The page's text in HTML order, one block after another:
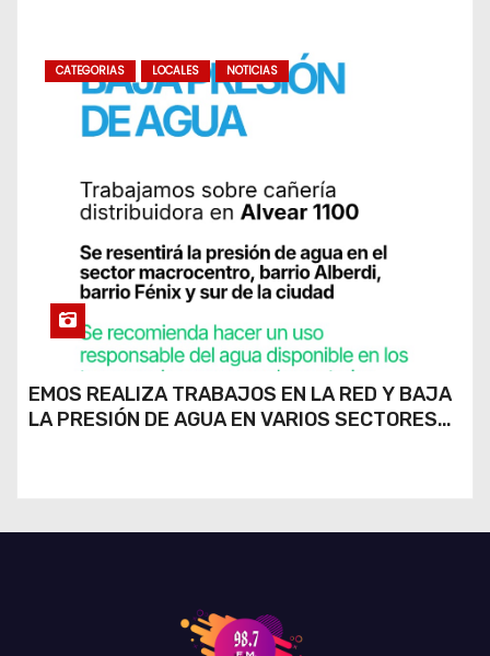
CATEGORIAS LOCALES NOTICIAS
EMOS REALIZA TRABAJOS EN LA RED Y BAJA
LA PRESIÓN DE AGUA EN VARIOS SECTORES